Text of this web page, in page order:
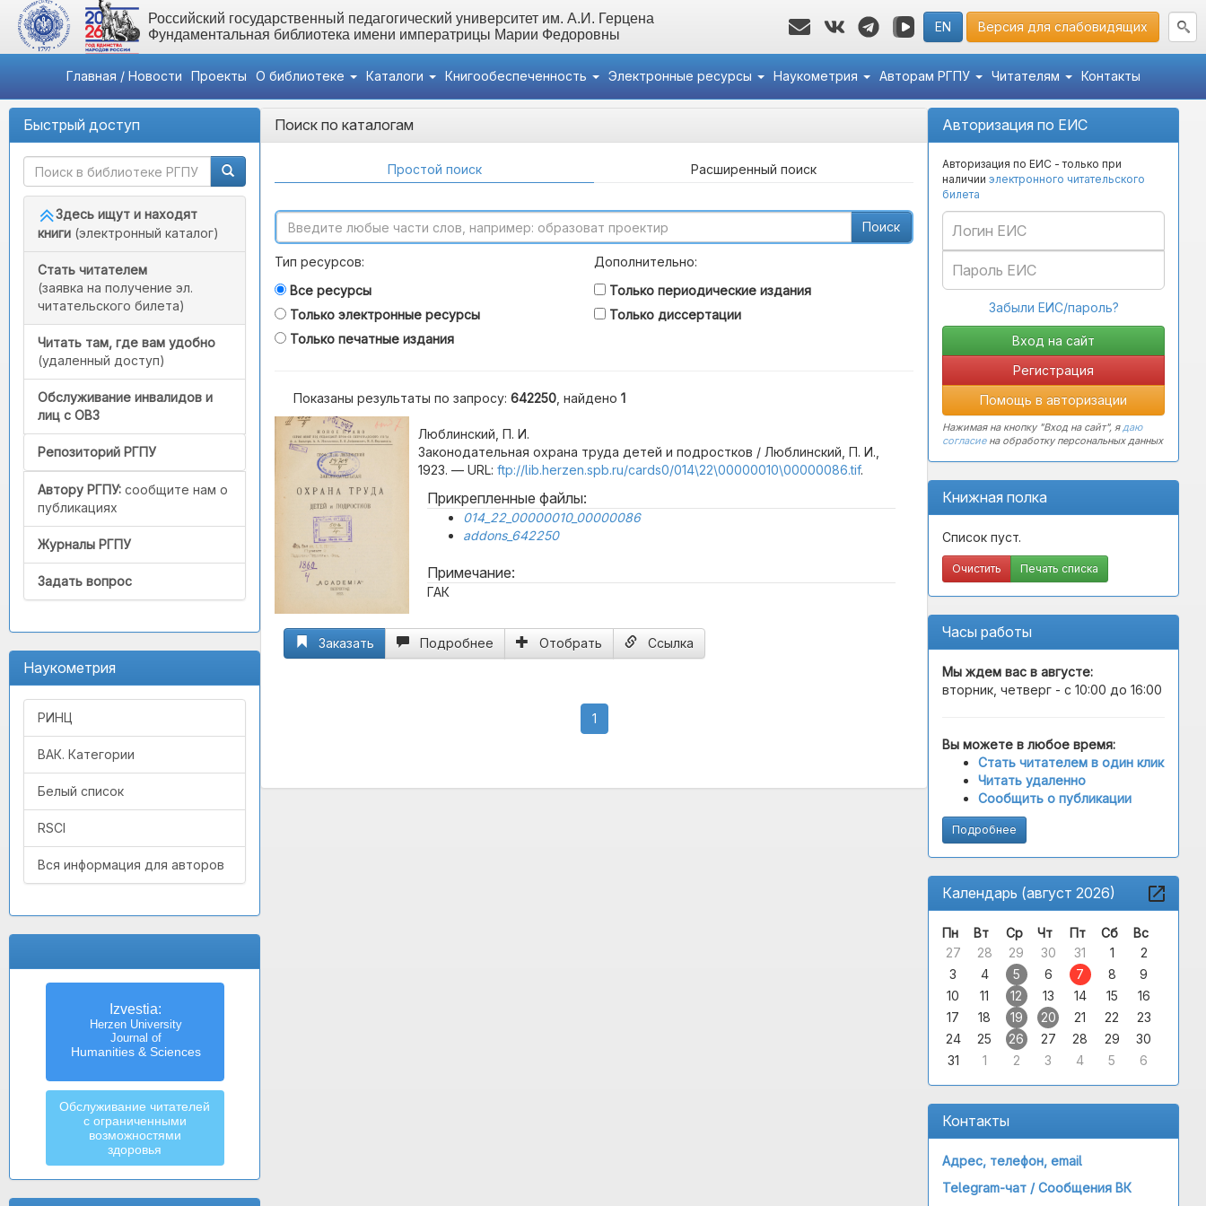
Российский государственный педагогический университет им. А.И. Герцена
Фундаментальная библиотека имени императрицы Марии Федоровны
EN Версия для слабовидящих
Главная / Новости Проекты О библиотеке Каталоги Книгообеспеченность Электронные ресурсы Наукометрия Авторам РГПУ Читателям Контакты
Быстрый доступ
Здесь ищут и находят
книги (электронный каталог)
Стать читателем
(заявка на получение эл.
читательского билета)
Читать там, где вам удобно
(удаленный доступ)
Обслуживание инвалидов и
лиц с ОВЗ
Репозиторий РГПУ
Автору РГПУ: сообщите нам о
публикациях
Журналы РГПУ
Задать вопрос
Наукометрия
РИНЦ
ВАК. Категории
Белый список
RSCI
Вся информация для авторов
Izvestia:
Herzen University
Journal of
Humanities & Sciences
Обслуживание читателей
с ограниченными
возможностями
здоровья
Авторизация по ЕИС
Авторизация по ЕИС - только при
наличии электронного читательского
билета
Забыли ЕИС/пароль?
Регистрация
Помощь в авторизации
Нажимая на кнопку "Вход на сайт", ядаю
согласиена обработку персональных данных
Книжная полка
Список пуст.
Очистить Печать списка
Часы работы
Мы ждем вас в августе:
вторник, четверг - с 10:00 до 16:00
Вы можете в любое время:
Стать читателем в один клик
Читать удаленно
Сообщить о публикации
Подробнее
Календарь (август 2026)
Пн Вт Ср Чт Пт Сб
Вс
27
28 29 30 31 1
2
3
4 5 6 7 8
9
10
11 12 13 14 15
16
17
18 19 20 21 22
23
24
25 26 27 28 29
30
31
1 2 3 4 5 6
Контакты
Адрес, телефон, email
Telegram-чат /Сообщения ВК
Поиск по каталогам
Простой поиск Расширенный поиск
Поиск
Тип ресурсов:
Все ресурсы
Только электронные ресурсы
Только печатные издания
Дополнительно:
Только периодические издания
Только диссертации
Показаны результаты по запросу: 642250 , найдено 1
Люблинский, П. И.
Законодательная охрана труда детей и подростков / Люблинский, П. И.,
1923. — URL: ftp://lib.herzen.spb.ru/cards0/014\22\00000010\00000086.tif.
Прикрепленные файлы:
014_22_00000010_00000086
addons_642250
Примечание:
ГАК
Заказать Подробнее Отобрать Ссылка
1(current)